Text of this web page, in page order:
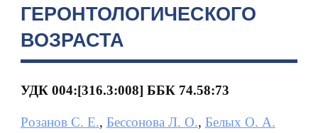
ГЕРОНТОЛОГИЧЕСКОГО
ВОЗРАСТА
УДК 004:[316.3:008] ББК 74.58:73
Розанов С. Е., Бессонова Л. О., Белых О. А.